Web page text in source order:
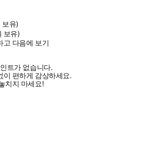
보유)
보유)
고 다음에 보기
트가 없습니다.
이 편하게 감상하세요.
치지 마세요!